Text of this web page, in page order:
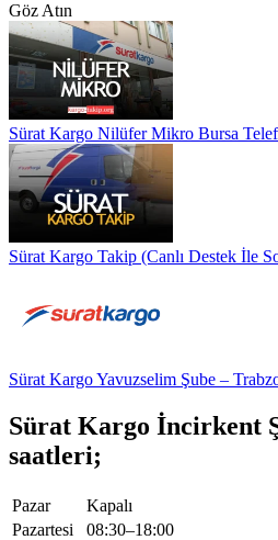
Göz Atın
Sürat Kargo Nilüfer Mikro Bursa
Sürat Kargo Takip (Canlı Destek İle
Sürat Kargo Yavuzselim Şube –
Sürat Kargo İncirkent
saatleri;
Pazar
Kapalı
Pazartesi
08:30–18:00